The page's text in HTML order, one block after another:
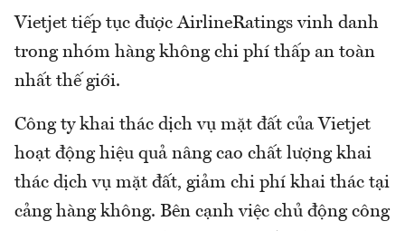
Vietjet tiếp tục được AirlineRatings vinh danh
trong nhóm hàng không chi phí thấp an toàn
nhất thế giới.
Công ty khai thác dịch vụ mặt đất của Vietjet
hoạt động hiệu quả nâng cao chất lượng khai
thác dịch vụ mặt đất, giảm chi phí khai thác tại
cảng hàng không. Bên cạnh việc chủ động công